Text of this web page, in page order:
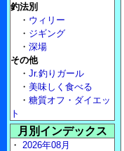
釣法別
・ ウィリー
・ ジギング
・ 深場
その他
・ Jr.釣りガール
・ 美味しく食べる
・ 糖質オフ・ダイエッ
ト
月別インデックス
・ 2026年08月